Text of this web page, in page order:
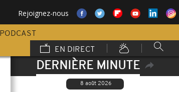
Rejoignez-nous
PODCAST
EN DIRECT
DERNIÈRE MINUTE
8 août 2026